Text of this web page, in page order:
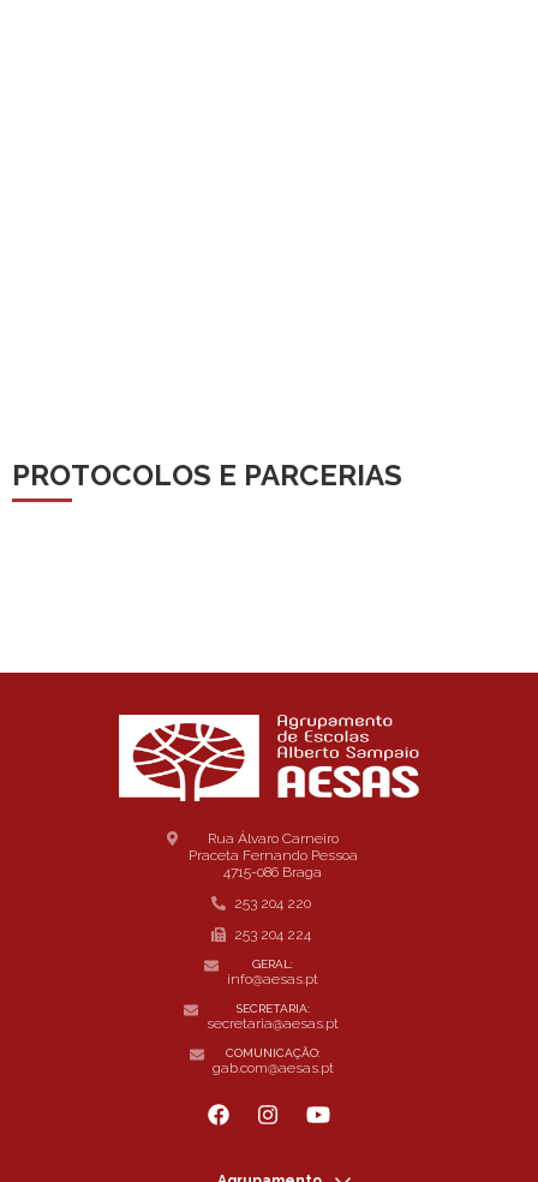
PROTOCOLOS E PARCERIAS
Rua Álvaro Carneiro
Praceta Fernando Pessoa
4715-086 Braga
253 204 220
253 204 224
GERAL:
info@aesas.pt
SECRETARIA:
secretaria@aesas.pt
COMUNICAÇÃO:
gab.com@aesas.pt